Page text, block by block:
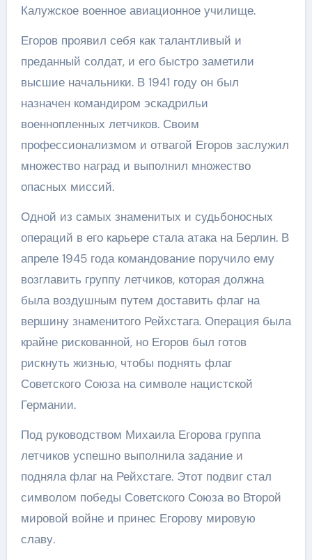
Калужское военное авиационное училище.
Егоров проявил себя как талантливый и
преданный солдат, и его быстро заметили
высшие начальники. В 1941 году он был
назначен командиром эскадрильи
военнопленных летчиков. Своим
профессионализмом и отвагой Егоров заслужил
множество наград и выполнил множество
опасных миссий.
Одной из самых знаменитых и судьбоносных
операций в его карьере стала атака на Берлин. В
апреле 1945 года командование поручило ему
возглавить группу летчиков, которая должна
была воздушным путем доставить флаг на
вершину знаменитого Рейхстага. Операция была
крайне рискованной, но Егоров был готов
рискнуть жизнью, чтобы поднять флаг
Советского Союза на символе нацистской
Германии.
Под руководством Михаила Егорова группа
летчиков успешно выполнила задание и
подняла флаг на Рейхстаге. Этот подвиг стал
символом победы Советского Союза во Второй
мировой войне и принес Егорову мировую
славу.